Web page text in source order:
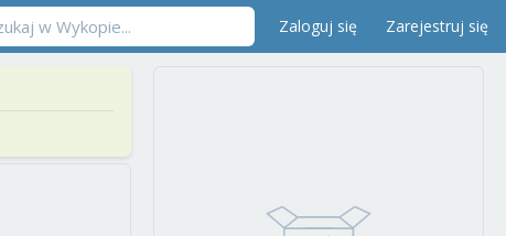
Zaloguj się Zarejestruj się